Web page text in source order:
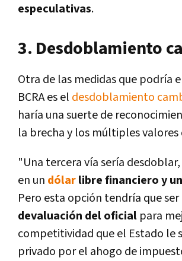
especulativas.
3. Desdoblamiento
Otra de las medidas que podría
BCRA es el desdoblamiento
haría una suerte de
la brecha y los múltiples valores
"Una tercera vía sería
en un dólarlibre financiero y
Pero esta opción tendría que ser
devaluación del oficial para
competitividad que el Estado le
privado por el ahogo de